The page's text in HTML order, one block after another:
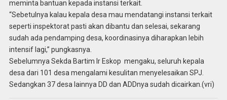
meminta bantuan kepada instansi terkait.
“Sebetulnya kalau kepala desa mau mendatangi instansi terkait
seperti inspektorat pasti akan dibantu dan selesai, sekarang
sudah ada pendamping desa, koordinasinya diharapkan lebih
intensif lagi,” pungkasnya.
Sebelumnya Sekda Bartim Ir Eskop mengaku, seluruh kepala
desa dari 101 desa mengalami kesulitan menyelesaikan SPJ.
Sedangkan 37 desa lainnya DD dan ADDnya sudah dicairkan.(vri)